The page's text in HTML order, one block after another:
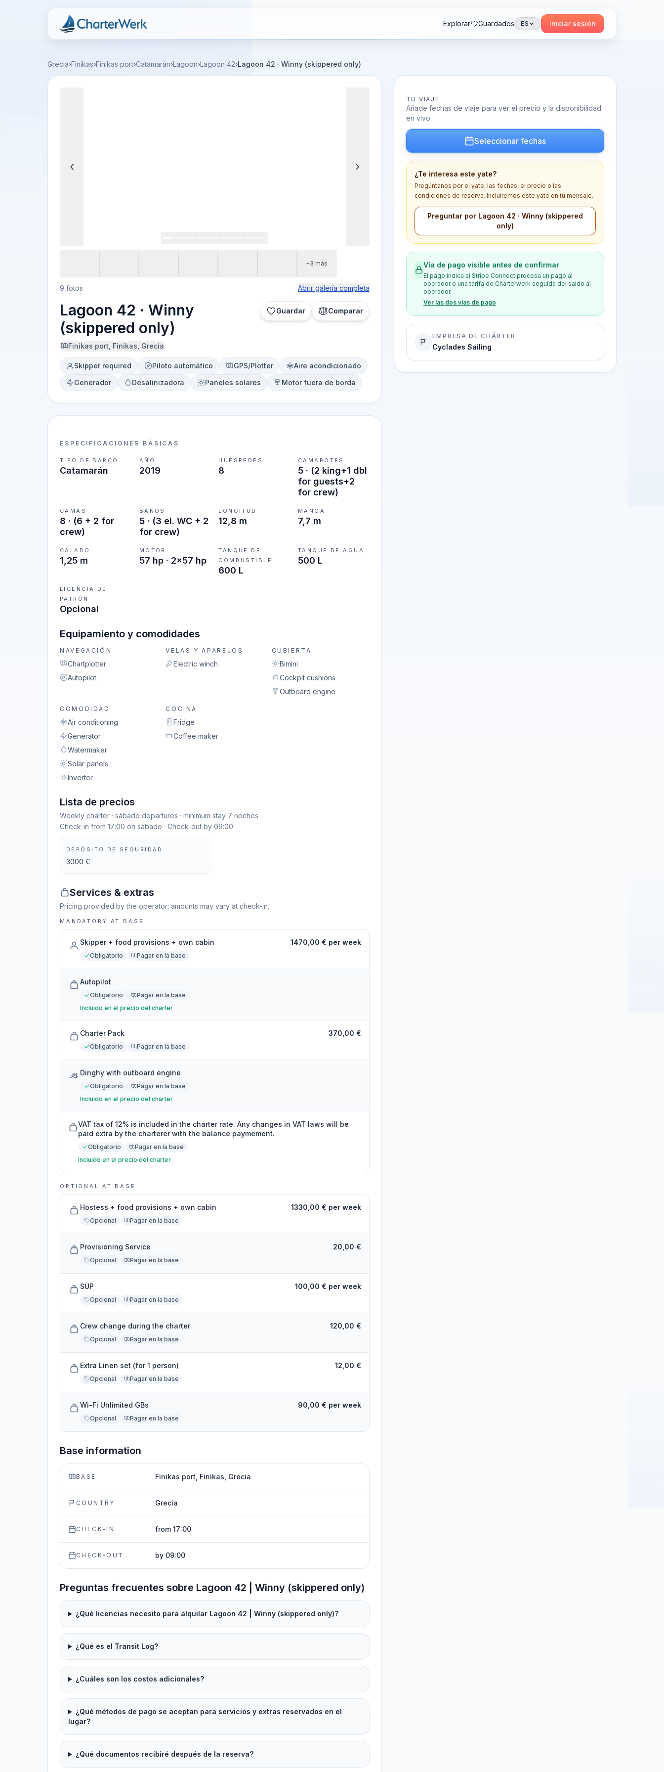
Charterwerk
Explorar Guardados ES Iniciar sesión
Grecia›Finikas›Finikas port›Catamarán›Lagoon›Lagoon 42›Lagoon 42 · Winny (skippered only)
‹ ›
+3 más
9 fotos Abrir galería completa
Lagoon 42 · Winny
(skippered only)
Guardar Comparar
Finikas port, Finikas, Grecia
Skipper required Piloto automático GPS/Plotter
Aire acondicionado
Generador
Desalinizadora Paneles solares Motor fuera de borda
ESPECIFICACIONES BÁSICAS
TIPO DE BARCO
Catamarán
AÑO
2019
HUÉSPEDES
8
CAMAROTES
5 · (2 king+1 dbl
for guests+2
for crew)
CAMAS
8 · (6 + 2 for
crew)
BAÑOS
5· (3 el. WC + 2
for crew)
LONGITUD
12,8 m
MANGA
7,7 m
CALADO
1,25 m
MOTOR
57 hp · 2x57 hp
TANQUE DE
COMBUSTIBLE
600 L
TANQUE DE AGUA
500 L
LICENCIA DE
PATRÓN
Opcional
Equipamiento y comodidades
NAVEGACIÓN
Chartplotter
Autopilot
VELAS Y APAREJOS
Electric winch
CUBIERTA
Bimini
Cockpit cushions
Outboard engine
COMODIDAD
Air conditioning
Generator
Watermaker
Solar panels
Inverter
COCINA
Fridge
Coffee maker
Lista de precios
Weekly charter · sábado departures · minimum stay 7 noches
Check-in from 17:00 on sábado · Check-out by 09:00
DEPÓSITO DE SEGURIDAD
3000 €
Services & extras
Pricing provided by the operator; amounts may vary at check-in.
MANDATORY AT BASE
Skipper + food provisions + own cabin
Obligatorio Pagar en la base
1470,00 € per week
Autopilot
Obligatorio
Pagar en la base
Incluido en el precio del charter
Charter Pack
Obligatorio Pagar en la base
370,00 €
Dinghy with outboard engine
Obligatorio
Pagar en la base
Incluido en el precio del charter
VAT tax of 12% is included in the charter rate. Any changes in VAT laws will be
paid extra by the charterer with the balance paymement.
Obligatorio
Pagar en la base
Incluido en el precio del charter
OPTIONAL AT BASE
Hostess + food provisions + own cabin
Opcional Pagar en la base
1330,00 € per week
Provisioning Service
Opcional Pagar en la base
20,00 €
SUP
Opcional Pagar en la base
100,00 € per week
Crew change during the charter
Opcional Pagar en la base
120,00 €
Extra Linen set (for 1 person)
Opcional Pagar en la base
12,00 €
Wi-Fi Unlimited GBs
Opcional Pagar en la base
90,00 € per week
Base information
BASE Finikas port, Finikas, Grecia
COUNTRY Grecia
CHECK-IN from 17:00
CHECK-OUT by 09:00
Preguntas frecuentes sobre Lagoon 42 | Winny (skippered only)
¿Qué licencias necesito para alquilar Lagoon 42 | Winny (skippered only)?
¿Qué es el Transit Log?
¿Cuáles son los costos adicionales?
¿Qué métodos de pago se aceptan para servicios y extras reservados en el
lugar?
¿Qué documentos recibiré después de la reserva?
TU VIAJE
Añade fechas de viaje para ver el precio y la disponibilidad
en vivo.
Seleccionar fechas
¿Te interesa este yate?
Pregúntanos por el yate, las fechas, el precio o las
condiciones de reserva. Incluiremos este yate en tu mensaje.
Preguntar por Lagoon 42 · Winny (skippered
only)
Vía de pago visible antes de confirmar
El pago indica si Stripe Connect procesa un pago al
operador o una tarifa de Charterwerk seguida del saldo al
operador.
Ver las dos vías de pago
EMPRESA DE CHÁRTER
Cyclades Sailing